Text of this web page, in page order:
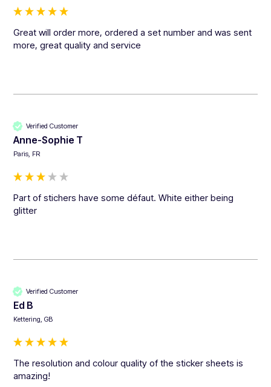
Great will order more, ordered a set number and was sent
more, great quality and service
Verified Customer
Anne-Sophie T
Paris, FR
Part of stichers have some défaut. White either being
glitter
Verified Customer
Ed B
Kettering, GB
The resolution and colour quality of the sticker sheets is
amazing!